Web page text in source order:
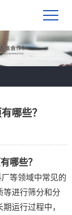
哪些？
哪些？
等领域中常见的
等进行筛分和分
运行过程中，